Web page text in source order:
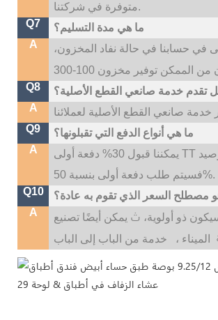
متوفرة في شركتنا.
Q7
ما هي مدة التسليم؟
A
استلام الدفعة الأولى في حسابنا في حالة نفاد المخزون،
Q8
A
Q9
ما هي أنواع الدفع التي تقبلونها؟
A
يمكننا قبول 30% دفعة أولى TT قبل الإنتاج، 70% رصيد TT قبل التسليم؛ إذا كنت بحاجة إلى شعار مخصص،
فسيتم طلب دفعة أولى بنسبة 50%.
Q10
مصطلح السعر الذي تقوم به عادة؟
A
ذو أولوية، ث
الميناء ،